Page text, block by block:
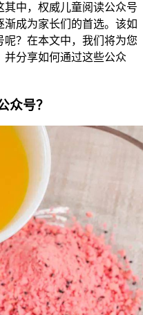
中，权威儿童阅读公众号
渐成为家长们的首选。该如
？在本文中，我们将为您
分享如何通过这些公众
众号？